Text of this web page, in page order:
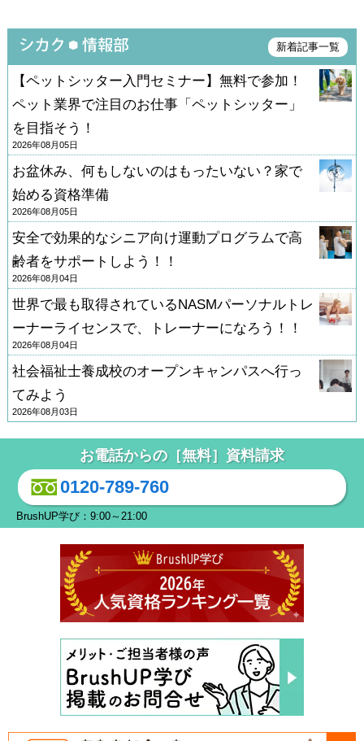
新着記事一覧
【ペットシッター入門セミナー】無料で参加！
ペット業界で注目のお仕事「ペットシッター」
を目指そう！
2026年08月05日
お盆休み、何もしないのはもったいない？家で
始める資格準備
2026年08月05日
安全で効果的なシニア向け運動プログラムで高
齢者をサポートしよう！！
2026年08月04日
世界で最も取得されているNASMパーソナルトレ
ーナーライセンスで、トレーナーになろう！！
2026年08月04日
社会福祉士養成校のオープンキャンパスへ行っ
てみよう
2026年08月03日
お電話からの［無料］資料請求
0120-789-760
BrushUP学び：9:00～21:00